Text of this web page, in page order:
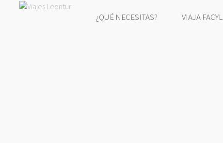
¿QUÉ NECESITAS? VIAJA FACYL